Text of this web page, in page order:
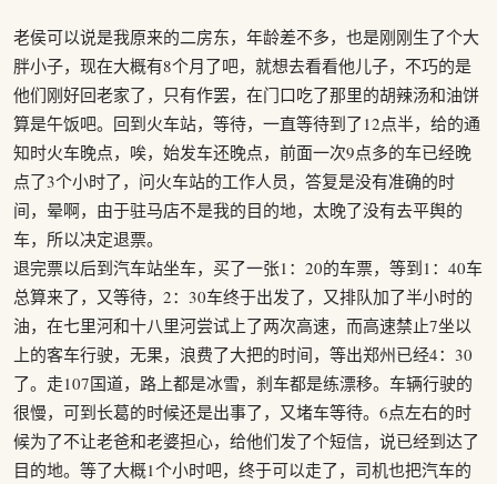
老侯可以说是我原来的二房东，年龄差不多，也是刚刚生了个大
胖小子，现在大概有8个月了吧，就想去看看他儿子，不巧的是
他们刚好回老家了，只有作罢，在门口吃了那里的胡辣汤和油饼
算是午饭吧。回到火车站，等待，一直等待到了12点半，给的通
知时火车晚点，唉，始发车还晚点，前面一次9点多的车已经晚
点了3个小时了，问火车站的工作人员，答复是没有准确的时
间，晕啊，由于驻马店不是我的目的地，太晚了没有去平舆的
车，所以决定退票。
退完票以后到汽车站坐车，买了一张1：20的车票，等到1：40车
总算来了，又等待，2：30车终于出发了，又排队加了半小时的
油，在七里河和十八里河尝试上了两次高速，而高速禁止7坐以
上的客车行驶，无果，浪费了大把的时间，等出郑州已经4：30
了。走107国道，路上都是冰雪，刹车都是练漂移。车辆行驶的
很慢，可到长葛的时候还是出事了，又堵车等待。6点左右的时
候为了不让老爸和老婆担心，给他们发了个短信，说已经到达了
目的地。等了大概1个小时吧，终于可以走了，司机也把汽车的